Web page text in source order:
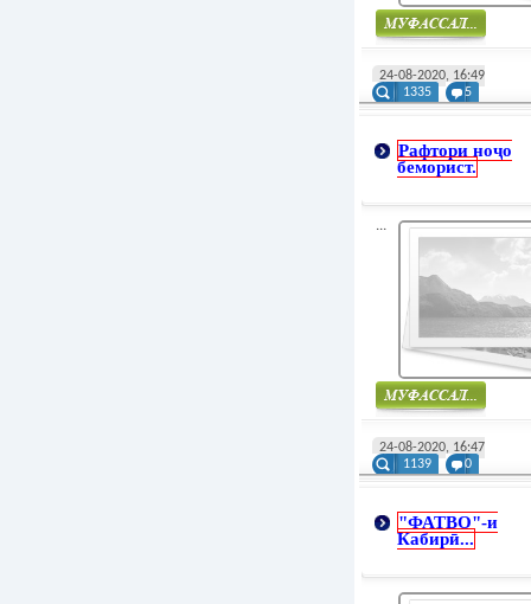
24-08-2020, 16:49
1335
5
Рафтори ноҷо
беморист.
...
24-08-2020, 16:47
1139
0
"ФАТВО"-и
Кабирӣ...